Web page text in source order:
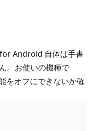
Android 自体は手書
。お使いの機種で
をオフにできないか確